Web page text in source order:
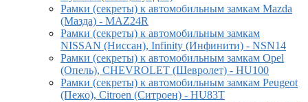
Рамки (секреты) к автомобильным замкам Mazda
(Мазда) - MAZ24R
Рамки (секреты) к автомобильным замкам
NISSAN (Ниссан), Infinity (Инфинити) - NSN14
Рамки (секреты) к автомобильным замкам Opel
(Опель), CHEVROLET (Шевролет) - HU100
Рамки (секреты) к автомобильным замкам Peugeot
(Пежо), Citroen (Ситроен) - HU83T